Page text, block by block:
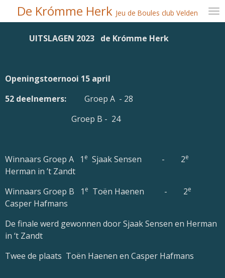
direct
De Krómme Herk Jeu de Boules club Velden
UITSLAGEN 2023 de Krómme Herk
Openingstoernooi 15 april
52 deelnemers: Groep A - 28
Groep B - 24
Winnaars Groep A 1 e Sjaak Sensen - 2e
Herman in ’t Zandt
Winnaars Groep B 1 e Toën Haenen - 2e
Casper Hafmans
De finale werd gewonnen door Sjaak Sensen en Herman
in ‘t Zandt
Twee de plaats Toën Haenen en Casper Hafmans